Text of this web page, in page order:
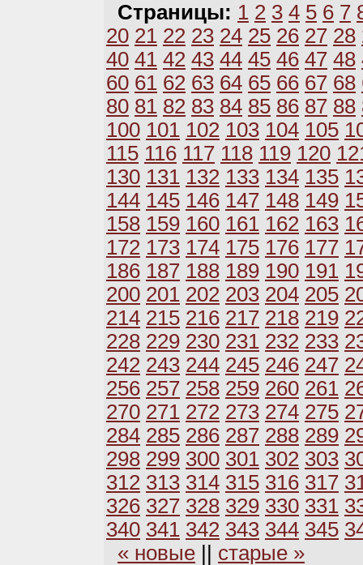
Страницы: 1 2 3 4 5 6 7
20 21 22 23 24 25 26 27 28
40 41 42 43 44 45 46 47 48
60 61 62 63 64 65 66 67 68
80 81 82 83 84 85 86 87 88
100 101 102 103 104 105
115 116 117 118 119 120
130 131 132 133 134 135
144 145 146 147 148 149
158 159 160 161 162 163
172 173 174 175 176 177
186 187 188 189 190 191
200 201 202 203 204 205
214 215 216 217 218 219
228 229 230 231 232 233
242 243 244 245 246 247
256 257 258 259 260 261
270 271 272 273 274 275
284 285 286 287 288 289
298 299 300 301 302 303
312 313 314 315 316 317
326 327 328 329 330 331
340 341 342 343 344 345
« новые
старые »